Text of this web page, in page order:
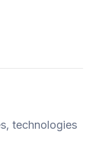
technologies